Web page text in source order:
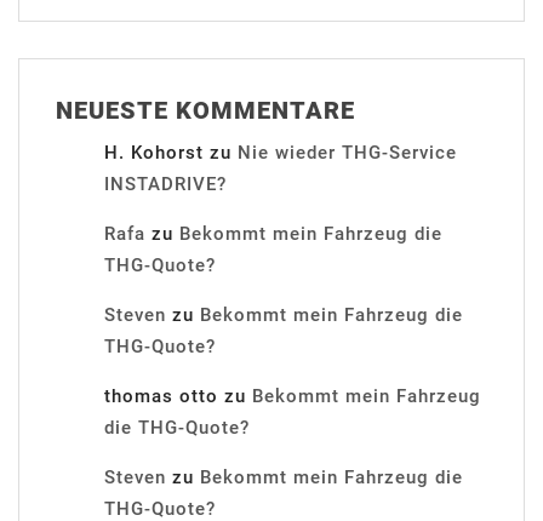
NEUESTE KOMMENTARE
H. Kohorst zu Nie wieder THG-Service
INSTADRIVE?
Rafa zu Bekommt mein Fahrzeug die
THG-Quote?
Steven zu Bekommt mein Fahrzeug die
THG-Quote?
thomas otto zu Bekommt mein Fahrzeug
die THG-Quote?
Steven zu Bekommt mein Fahrzeug die
THG-Quote?